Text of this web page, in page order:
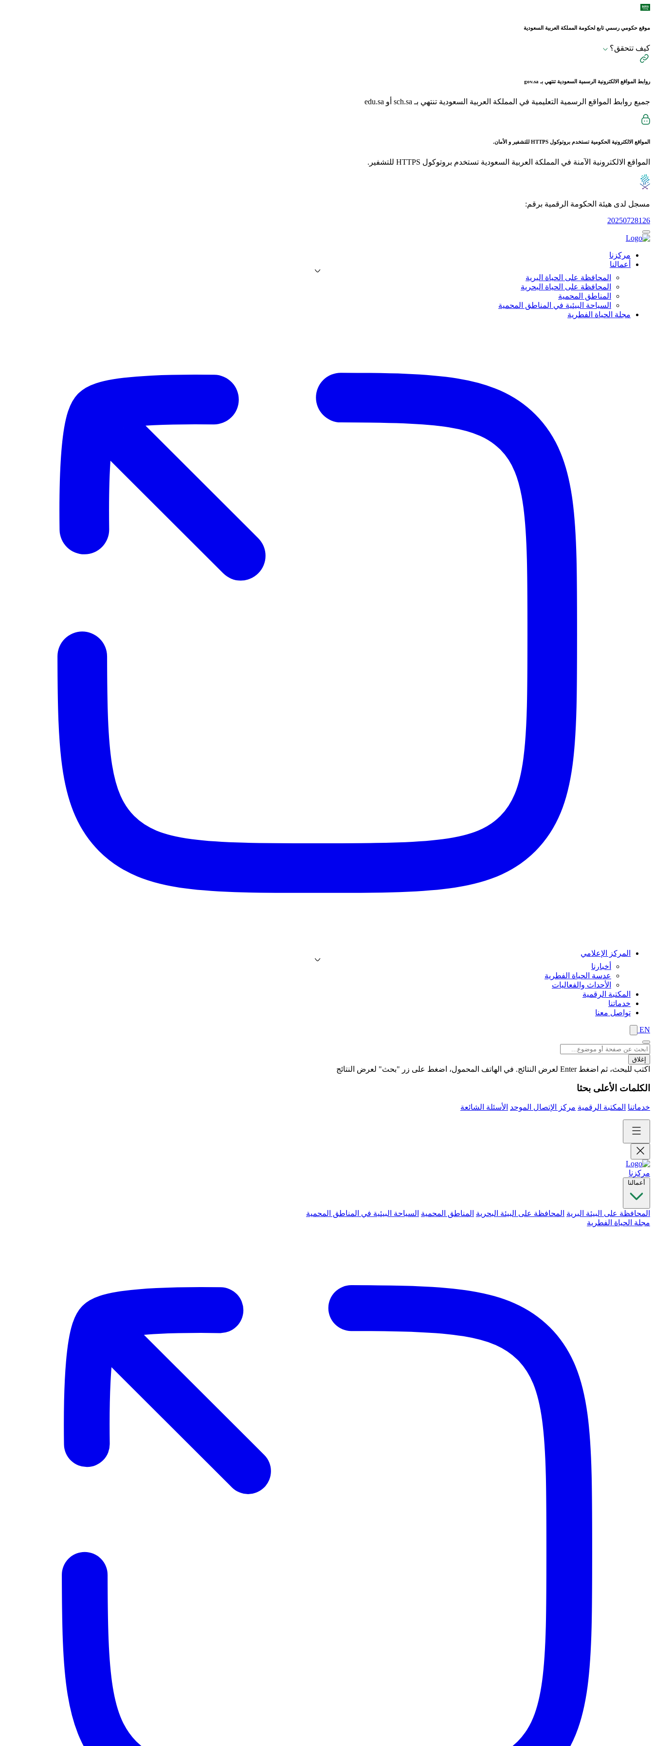
موقع حكومي رسمي تابع لحكومة المملكة العربية السعودية
كيف تتحقق؟
روابط المواقع الالكترونية الرسمية السعودية تنتهي بـ gov.sa
جميع روابط المواقع الرسمية التعليمية في المملكة العربية السعودية تنتهي بـ sch.sa أو edu.sa
المواقع الالكترونية الحكومية تستخدم بروتوكول HTTPS للتشفير و الأمان.
المواقع الالكترونية الآمنة في المملكة العربية السعودية تستخدم بروتوكول HTTPS للتشفير.
مسجل لدى هيئة الحكومة الرقمية برقم:
20250728126
مركزنا
أعمالنا
المحافظة على الحياة البرية
المحافظة على الحياة البحرية
المناطق المحمية
السياحة البيئية في المناطق المحمية
مجلة الحياة الفطرية
المركز الإعلامي
أخبارنا
عدسة الحياة الفطرية
الأحداث والفعاليات
المكتبة الرقمية
خدماتنا
تواصل معنا
EN
إغلاق
اكتب للبحث، ثم اضغط Enter لعرض النتائج. في الهاتف المحمول، اضغط على زر "بحث" لعرض النتائج
الكلمات الأعلى بحثا
خدماتنا المكتبة الرقمية مركز الإتصال الموحد الأسئلة الشائعة
مركزنا
أعمالنا
المحافظة على البيئة البرية المحافظة على البيئة البحرية المناطق المحمية السياحة البيئية في المناطق المحمية
مجلة الحياة الفطرية